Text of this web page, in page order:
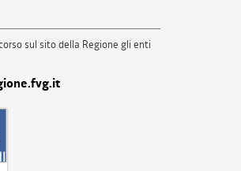
sul sito della Regione gli enti